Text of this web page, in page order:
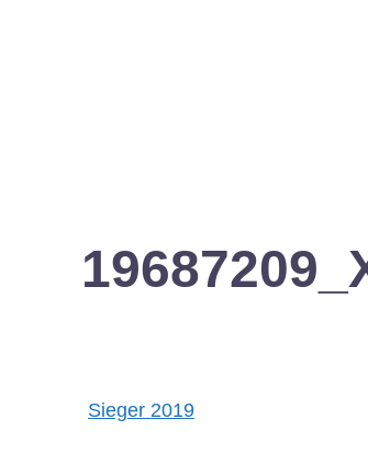
Post
Sieger 2019